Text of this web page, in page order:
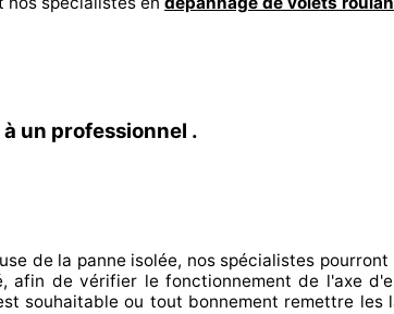
un professionnel .
de la panne isolée, nos spécialistes pourront
, afin de vérifier le fonctionnement de l'axe
souhaitable ou tout bonnement remettre les